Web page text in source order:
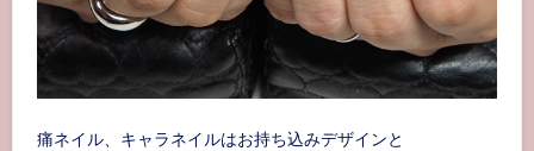
痛ネイル、キャラネイルはお持ち込みデザインと